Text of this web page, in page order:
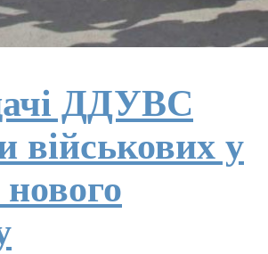
ДДУВС
військових у